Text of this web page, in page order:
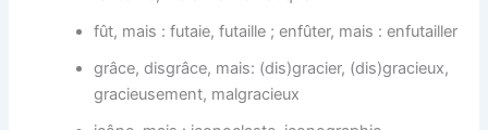
fût, mais : futaie, futaille ; enfûter, mais : enfutailler
grâce, disgrâce, mais: (dis)gracier, (dis)gracieux,
gracieusement, malgracieux